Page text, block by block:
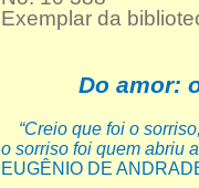
Exemplar da
Do amor:
“Creio que foi o
o sorriso foi quem abriu a
EUGÊNIO DE